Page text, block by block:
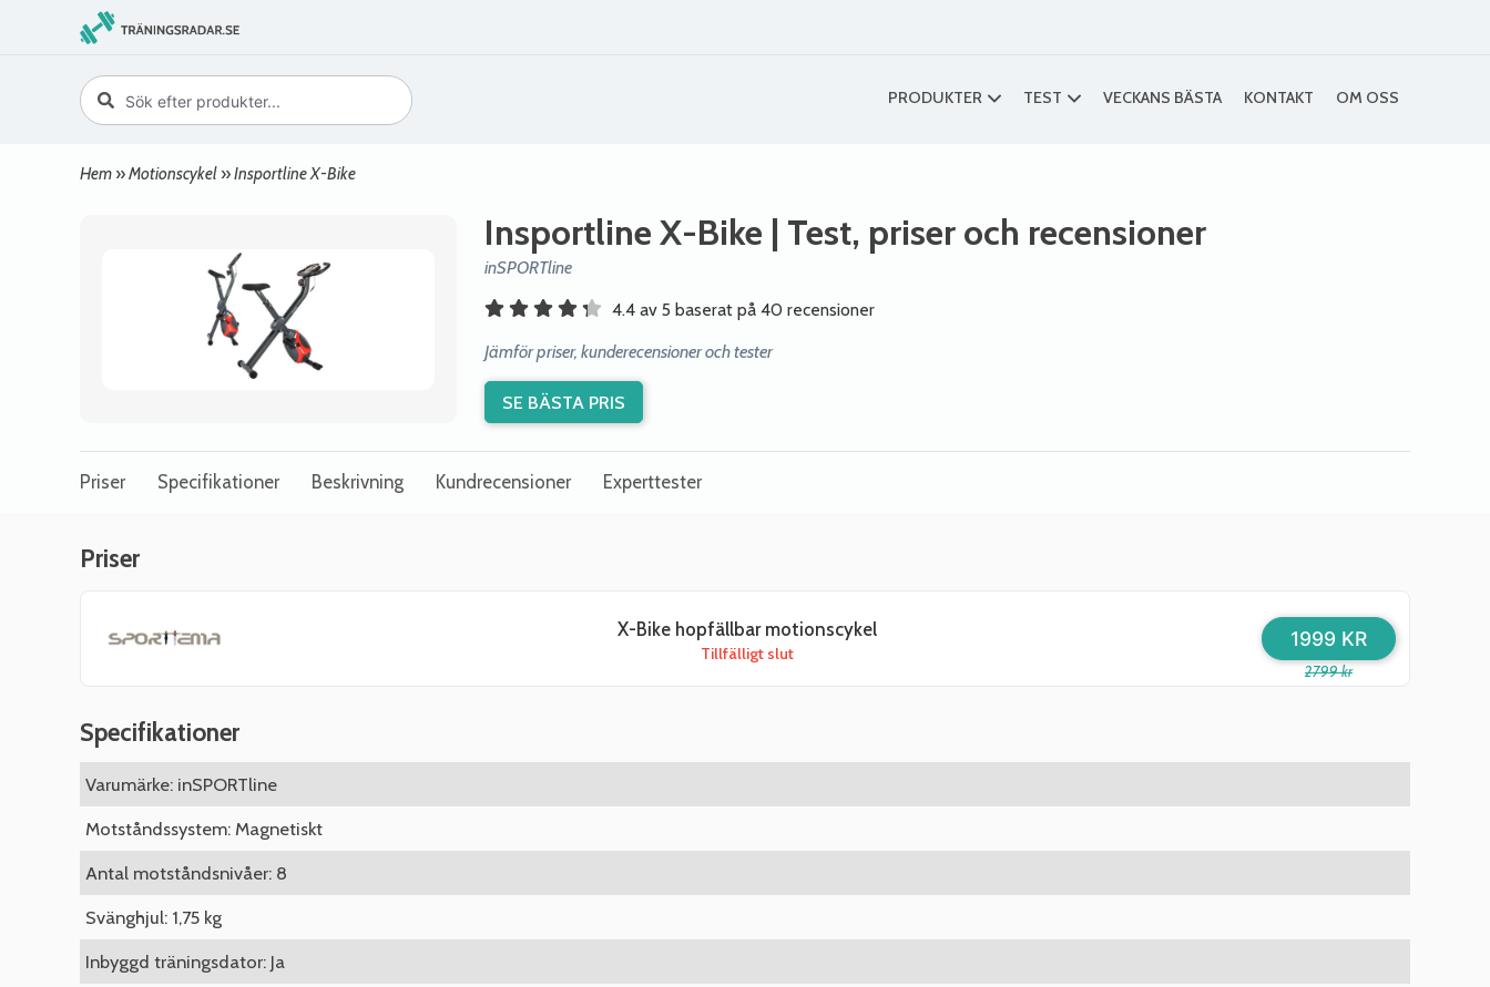
PRODUKTER TEST VECKANS BÄSTA KONTAKT OM OSS
Hem »Motionscykel »Insportline X-Bike
Insportline X-Bike | Test, priser och recensioner
inSPORTline
4.4 av 5 baserat på 40 recensioner
Jämför priser, kunderecensioner och tester
SE BÄSTA PRIS
Priser Specifikationer Beskrivning Kundrecensioner Experttester
Priser
X-Bike hopfällbar motionscykel
Tillfälligt slut
2799 kr
1999 KR
Specifikationer
Varumärke: inSPORTline
Motståndssystem: Magnetiskt
Antal motståndsnivåer: 8
Svänghjul: 1,75 kg
Inbyggd träningsdator: Ja